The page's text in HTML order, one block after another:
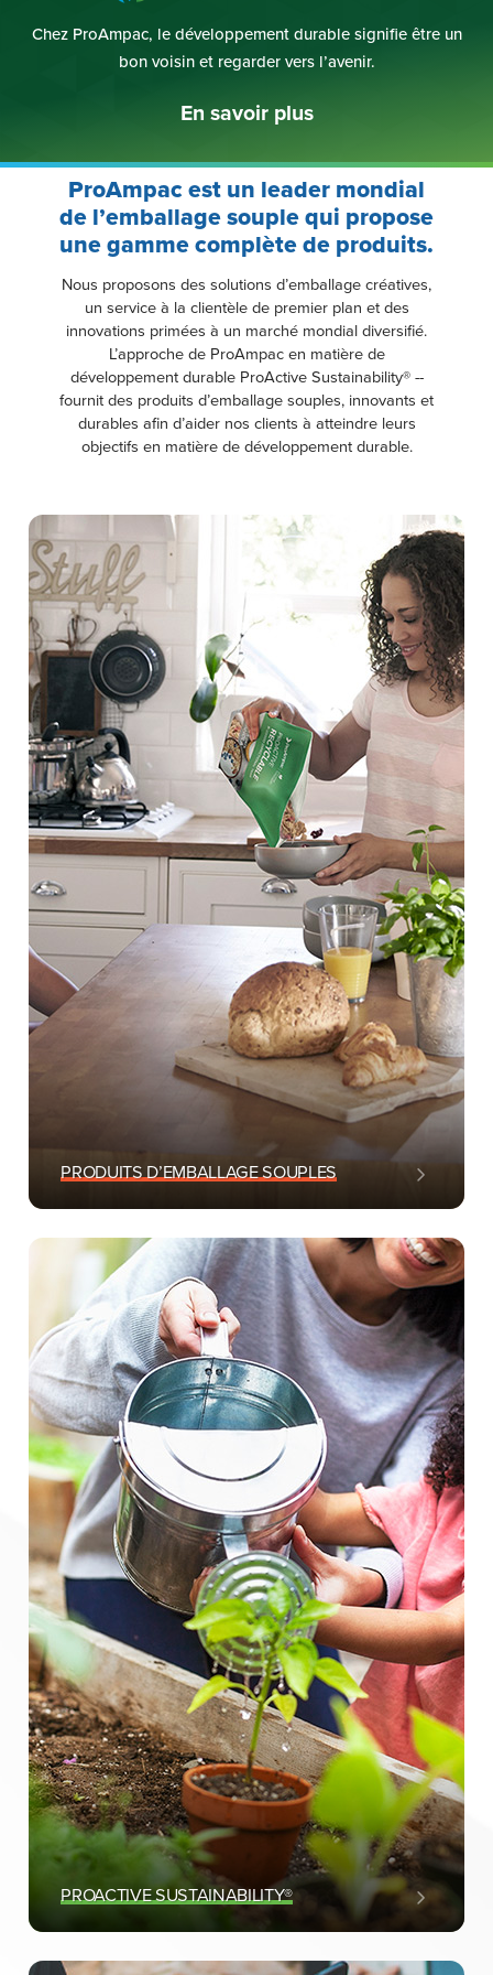
Fiber-based packaging delivering
freshness for weeks.
En savoir plus
ProAmpac est un leader mondial
de l’emballage souple qui propose
une gamme complète de produits.
Nous proposons des solutions d’emballage créatives,
un service à la clientèle de premier plan et des
innovations primées à un marché mondial diversifié.
L’approche de ProAmpac en matière de
développement durable ProActive Sustainability® --
fournit des produits d’emballage souples, innovants et
durables afin d’aider nos clients à atteindre leurs
objectifs en matière de développement durable.
PRODUITS D’EMBALLAGE SOUPLES
PROACTIVE SUSTAINABILITY®